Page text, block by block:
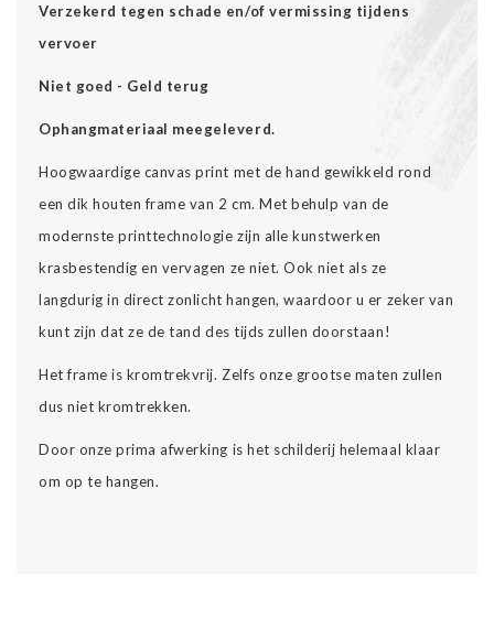
Verzekerd tegen schade en/of vermissing tijdens
vervoer
Niet goed - Geld terug
Ophangmateriaal meegeleverd.
Hoogwaardige canvas print met de hand gewikkeld rond
een dik houten frame van 2 cm. Met behulp van de
modernste printtechnologie zijn alle kunstwerken
krasbestendig en vervagen ze niet. Ook niet als ze
langdurig in direct zonlicht hangen, waardoor u er zeker van
kunt zijn dat ze de tand des tijds zullen doorstaan!
Het frame is kromtrekvrij. Zelfs onze grootse maten zullen
dus niet kromtrekken.
Door onze prima afwerking is het schilderij helemaal klaar
om op te hangen.